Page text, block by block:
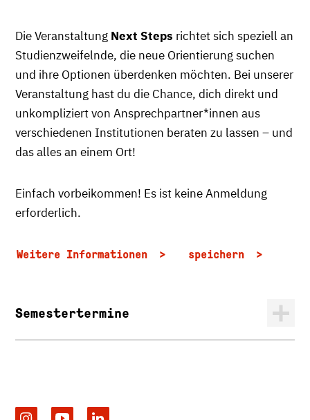
Die Veranstaltung Next Steps richtet sich speziell an
Studienzweifelnde, die neue Orientierung suchen
und ihre Optionen überdenken möchten. Bei unserer
Veranstaltung hast du die Chance, dich direkt und
unkompliziert von Ansprechpartner*innen aus
verschiedenen Institutionen beraten zu lassen – und
das alles an einem Ort!
Einfach vorbeikommen! Es ist keine Anmeldung
erforderlich.
Weitere Informationen speichern
Semestertermine